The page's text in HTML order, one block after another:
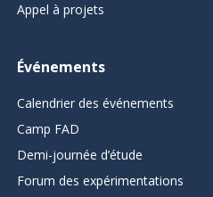
Appel à projets
Événements
Calendrier des événements
Camp FAD
Demi-journée d’étude
Forum des expérimentations